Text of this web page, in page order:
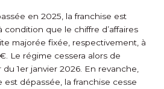
en 2025, la franchise est
que le chiffre d’affaires
majorée fixée, respectivement, à
Le régime cessera alors de
1er janvier 2026. En revanche,
dépassée, la franchise cesse